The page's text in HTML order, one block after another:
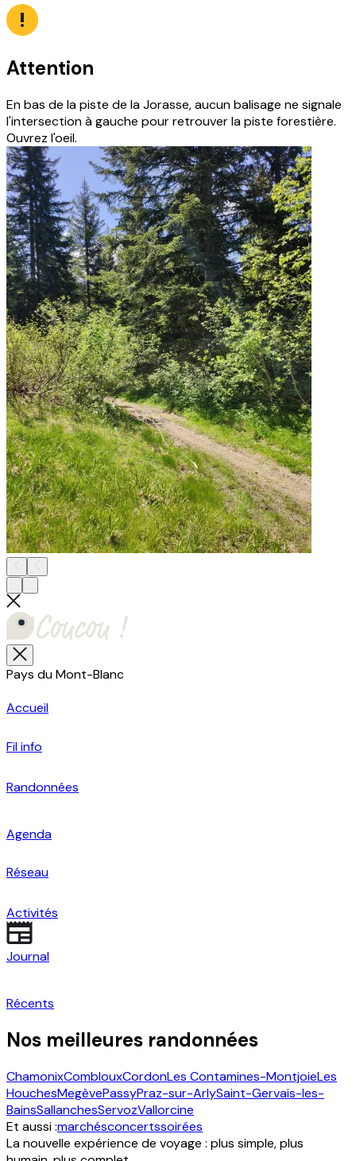
Attention
En bas de la piste de la Jorasse, aucun balisage ne signale
l'intersection à gauche pour retrouver la piste forestière.
Ouvrez l'oeil.
Pays du Mont-Blanc
Accueil
Fil info
Randonnées
Agenda
Réseau
Activités
Journal
Récents
Nos meilleures randonnées
ChamonixComblouxCordonLes Contamines-MontjoieLes
HouchesMegèvePassyPraz-sur-ArlySaint-Gervais-les-
BainsSallanchesServozVallorcine
Et aussi :marchésconcertssoirées
La nouvelle expérience de voyage : plus simple, plus